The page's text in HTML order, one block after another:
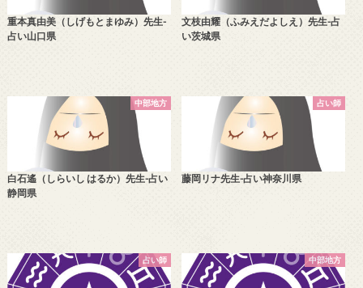
重本真由美（しげもとまゆみ）先生-
占い山口県
文枝由耀（ふみえだよしえ）先生-占
い茨城県
中部地方
白石遙（しらいし はるか）先生-占い
静岡県
占い師
藤岡リナ先生-占い神奈川県
占い師 中部地方